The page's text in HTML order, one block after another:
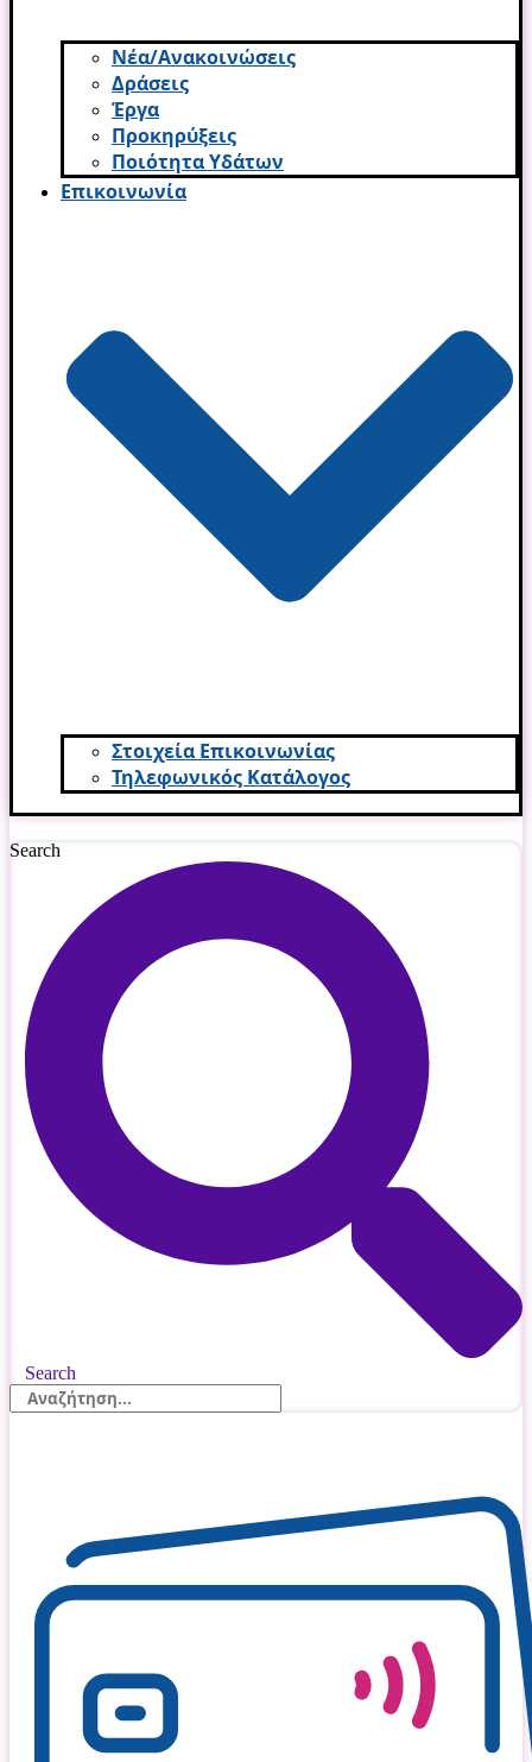
Νέα/Ανακοινώσεις
Δράσεις
Έργα
Προκηρύξεις
Ποιότητα Υδάτων
Επικοινωνία
Στοιχεία Επικοινωνίας
Τηλεφωνικός Κατάλογος
Search
Search